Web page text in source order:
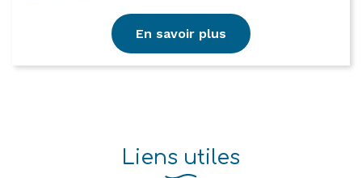
En savoir plus
Liens utiles